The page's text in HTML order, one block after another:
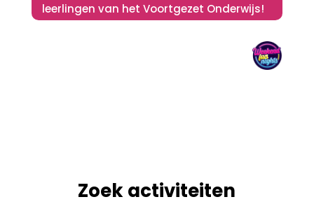
leerlingen van het Voortgezet Onderwijs!
Zoek activiteiten